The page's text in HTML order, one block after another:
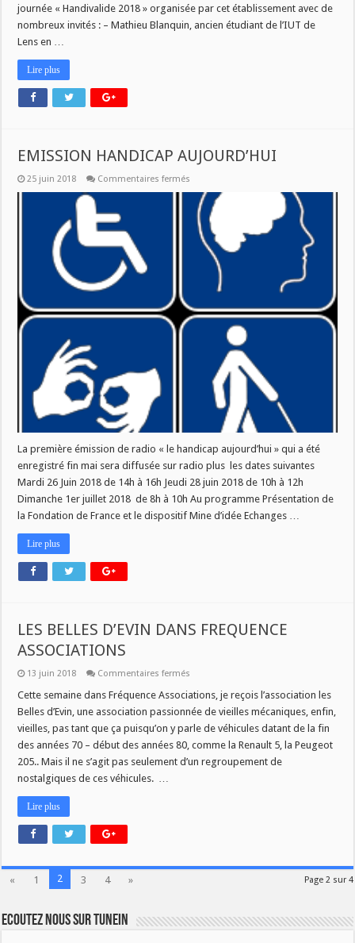
journée « Handivalide 2018 » organisée par cet établissement avec de
nombreux invités : – Mathieu Blanquin, ancien étudiant de l’IUT de
Lens en …
Lire plus
EMISSION HANDICAP AUJOURD’HUI
25 juin 2018 Commentaires fermés
HANDICAP
AUJOURD’HUI
La première émission de radio « le handicap aujourd’hui » qui a été
enregistré fin mai sera diffusée sur radio plus les dates suivantes
Mardi 26 Juin 2018 de 14h à 16h Jeudi 28 juin 2018 de 10h à 12h
Dimanche 1er juillet 2018 de 8h à 10h Au programme Présentation de
la Fondation de France et le dispositif Mine d’idée Echanges …
Lire plus
LES BELLES D’EVIN DANS FREQUENCE
ASSOCIATIONS
13 juin 2018 Commentaires fermés
BELLES
D’EVIN
DANS
FREQUENCE
ASSOCIATIONS
Cette semaine dans Fréquence Associations, je reçois l’association les
Belles d’Evin, une association passionnée de vieilles mécaniques, enfin,
vieilles, pas tant que ça puisqu’on y parle de véhicules datant de la fin
des années 70 – début des années 80, comme la Renault 5, la Peugeot
205.. Mais il ne s’agit pas seulement d’un regroupement de
nostalgiques de ces véhicules. …
Lire plus
Page 2 sur 4
« 1 2 3 4 »
Ecoutez nous sur TuneIn